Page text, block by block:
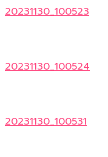
20231130_100523
20231130_100524
20231130_100531